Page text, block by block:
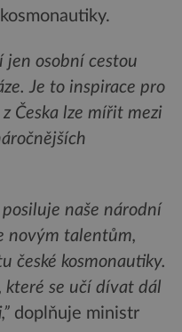
jen osobní cestou
Je to inspirace pro
Česka lze mířit mezi
naše národní
novým talentům,
české kosmonautiky.
které se učí dívat dál
doplňuje ministr